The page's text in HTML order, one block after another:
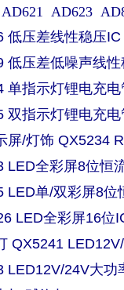
AD623
低压差线性稳压IC
低压差低噪声线
单指示灯锂电充
双指示灯锂电充
屏/灯饰 QX5234
LED全彩屏8位恒
LED单/双彩屏8位
LED全彩屏16位
QX5241
LED12V/24V大